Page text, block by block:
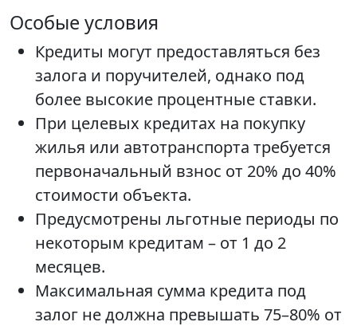
Особые условия
Кредиты могут предоставляться без
залога и поручителей, однако под
более высокие процентные ставки.
При целевых кредитах на покупку
жилья или автотранспорта требуется
первоначальный взнос от 20% до 40%
стоимости объекта.
Предусмотрены льготные периоды по
некоторым кредитам – от 1 до 2
месяцев.
Максимальная сумма кредита под
залог не должна превышать 75–80% от